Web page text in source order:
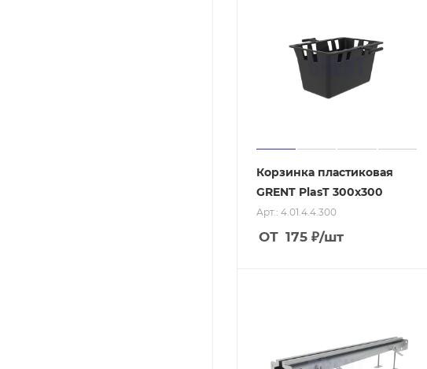
Корзинка пластиковая
GRENT PlasT 300х300
Арт.: 4.01.4.4.300
ОТ 175 ₽/шт